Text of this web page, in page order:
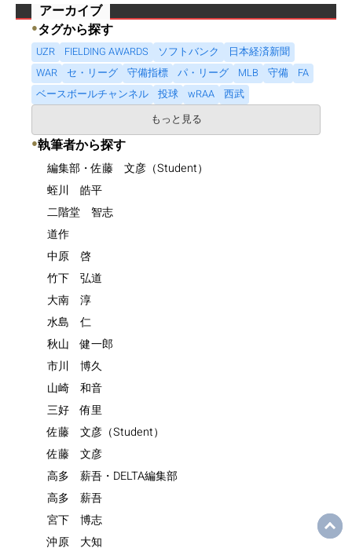
アーカイブ
●タグから探す
UZR FIELDING AWARDS ソフトバンク
日本経済新聞
WAR
セ・リーグ 守備指標 パ・リーグ MLB 守備
FA
ベースボールチャンネル
投球 wRAA
西武
もっと見る
●執筆者から探す
編集部・佐藤 文彦（Student）
蛭川 皓平
二階堂 智志
道作
中原 啓
竹下 弘道
大南 淳
水島 仁
秋山 健一郎
市川 博久
山崎 和音
三好 侑里
佐藤 文彦（Student）
佐藤 文彦
高多 薪吾・DELTA編集部
高多 薪吾
宮下 博志
沖原 大知